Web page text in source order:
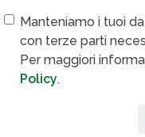
Manteniamo i tuoi
con terze parti
Per maggiori
Policy.